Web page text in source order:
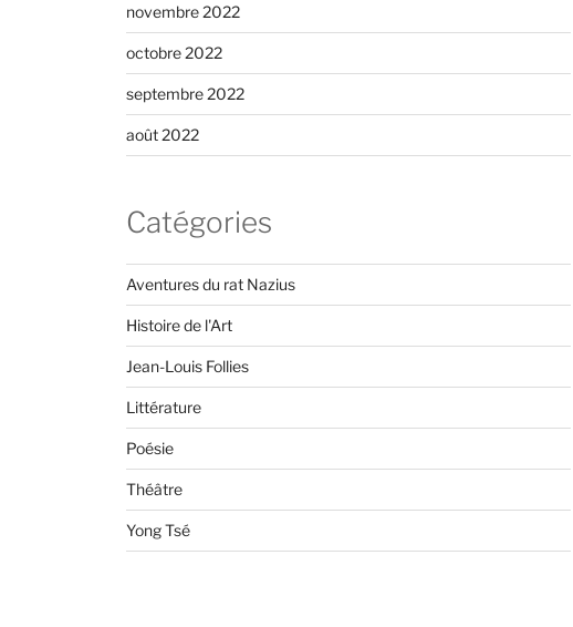
novembre 2022
octobre 2022
septembre 2022
août 2022
Catégories
Aventures du rat Nazius
Histoire de l'Art
Jean-Louis Follies
Littérature
Poésie
Théâtre
Yong Tsé